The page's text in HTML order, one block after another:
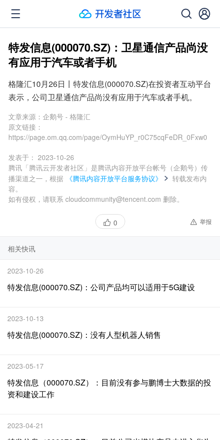
特发信息(000070.SZ)：卫星通信产品尚没
有应用于汽车或者手机
格隆汇10月26日丨特发信息(000070.SZ)在投资者互动平台
表示，公司卫星通信产品尚没有应用于汽车或者手机。
文章来源： 企鹅号 - 格隆汇
原文链接：
https://page.om.qq.com/page/OymHuYP_r0C75cqFeDR_0Fxw0
发表于： 2023-10-26
腾讯「腾讯云开发者社区」是腾讯内容开放平台帐号（企鹅号）传
播渠道之一，根据
《腾讯内容开放平台服务协议》
转载发布内
容。
如有侵权，请联系 cloudcommunity@tencent.com 删除。
0 举报
相关快讯
2023-10-26
特发信息(000070.SZ)：公司产品均可以适用于5G建设
2023-10-13
特发信息(000070.SZ)：没有人型机器人销售
2023-05-17
特发信息（000070.SZ）：目前没有参与鹏博士大数据的投
资和建设工作
2023-04-21